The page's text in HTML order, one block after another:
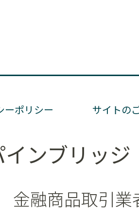
ーポリシー サイトの
インブリッ
金融商品取引